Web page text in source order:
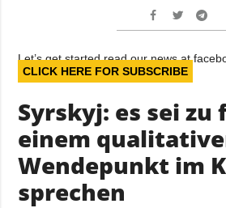
Let’s get started read our news at
CLICK HERE FOR SUBSCRIBE
Syrskyj: es sei zu
einem
Wendepunkt im
sprechen